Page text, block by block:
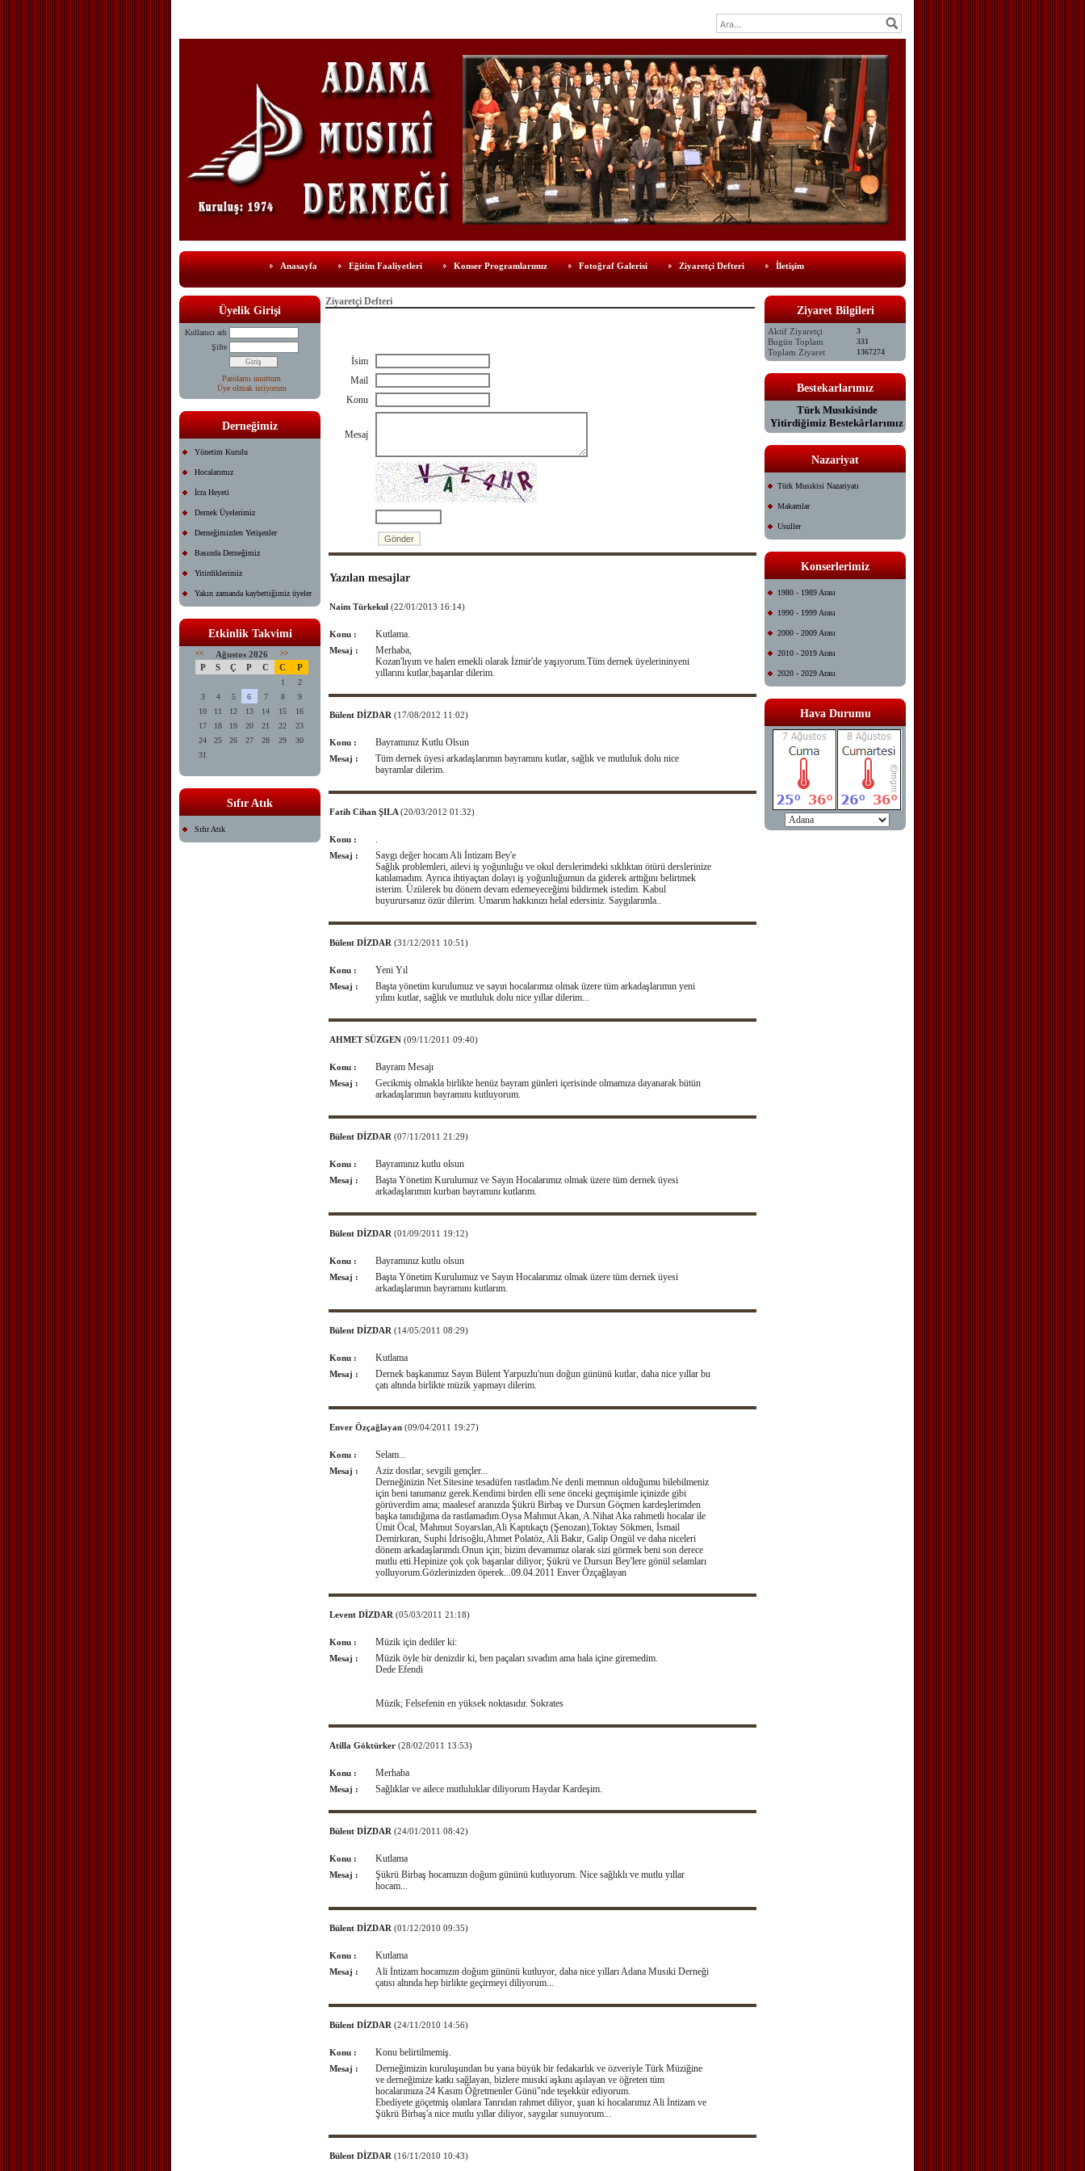
Anasayfa Eğitim Faaliyetleri Konser Programlarımız Fotoğraf Galerisi Ziyaretçi Defteri İletişim
Üyelik Girişi
Kullanıcı adı
Şifre
Parolamı unuttum
Üye olmak istiyorum
Derneğimiz
Yönetim Kurulu
Hocalarımız
İcra Heyeti
Dernek Üyelerimiz
Derneğimizden Yetişenler
Basında Derneğimiz
Yitirdiklerimiz
Yakın zamanda kaybettiğimiz üyeler
Etkinlik Takvimi
<< Ağustos 2026 >>
P S Ç P C C P
1
2
3
4 5 6 7 8
9
10
11 12 13 14 15
16
17
18 19 20 21 22
23
24
25 26 27 28 29
30
31
Sıfır Atık
Sıfır Atık
Ziyaretçi Defteri
İsim
Mail
Konu
Mesaj
Yazılan mesajlar
Naim Türkekul (22/01/2013 16:14)
Konu : Kutlama.
Mesaj :
Merhaba,
Kozan'lıyım ve halen emekli olarak İzmir'de yaşıyorum.Tüm dernek üyelerininyeni
yıllarını kutlar,başarılar dilerim.
Bülent DİZDAR (17/08/2012 11:02)
Konu : Bayramınız Kutlu Olsun
Mesaj :
Tüm dernek üyesi arkadaşlarımın bayramını kutlar, sağlık ve mutluluk dolu nice
bayramlar dilerim.
Fatih Cihan ŞILA (20/03/2012 01:32)
Konu : .
Mesaj :
Saygı değer hocam Ali İntizam Bey'e
Sağlık problemleri, ailevi iş yoğunluğu ve okul derslerimdeki sıklıktan ötürü derslerinize
katılamadım. Ayrıca ihtiyaçtan dolayı iş yoğunluğumun da giderek arttığını belirtmek
isterim. Üzülerek bu dönem devam edemeyeceğimi bildirmek istedim. Kabul
buyurursanız özür dilerim. Umarım hakkınızı helal edersiniz. Saygılarımla..
Bülent DİZDAR (31/12/2011 10:51)
Konu : Yeni Yıl
Mesaj :
Başta yönetim kurulumuz ve sayın hocalarımız olmak üzere tüm arkadaşlarımın yeni
yılını kutlar, sağlık ve mutluluk dolu nice yıllar dilerim...
AHMET SÜZGEN (09/11/2011 09:40)
Konu : Bayram Mesajı
Mesaj :
Gecikmiş olmakla birlikte henüz bayram günleri içerisinde olmamıza dayanarak bütün
arkadaşlarımın bayramını kutluyorum.
Bülent DİZDAR (07/11/2011 21:29)
Konu : Bayramınız kutlu olsun
Mesaj :
Başta Yönetim Kurulumuz ve Sayın Hocalarımız olmak üzere tüm dernek üyesi
arkadaşlarımın kurban bayramını kutlarım.
Bülent DİZDAR (01/09/2011 19:12)
Konu : Bayramınız kutlu olsun
Mesaj :
Başta Yönetim Kurulumuz ve Sayın Hocalarımız olmak üzere tüm dernek üyesi
arkadaşlarımın bayramını kutlarım.
Bülent DİZDAR (14/05/2011 08:29)
Konu : Kutlama
Mesaj :
Dernek başkanımız Sayın Bülent Yarpuzlu'nun doğun gününü kutlar, daha nice yıllar bu
çatı altında birlikte müzik yapmayı dilerim.
Enver Özçağlayan (09/04/2011 19:27)
Konu : Selam...
Mesaj :
Aziz dostlar, sevgili gençler...
Derneğinizin Net.Sitesine tesadüfen rastladım.Ne denli memnun olduğumu bilebilmeniz
için beni tanımanız gerek.Kendimi birden elli sene önceki geçmişimle içinizde gibi
görüverdim ama; maalesef aranızda Şükrü Birbaş ve Dursun Göçmen kardeşlerimden
başka tanıdığıma da rastlamadım.Oysa Mahmut Akan, A.Nihat Aka rahmetli hocalar ile
Ümit Öcal, Mahmut Soyarslan,Ali Kaptıkaçtı (Şenozan),Toktay Sökmen, İsmail
Demirkıran, Suphi İdrisoğlu,Ahmet Polatöz, Ali Bakır, Galip Ongül ve daha niceleri
dönem arkadaşlarımdı.Onun için; bizim devamımız olarak sizi görmek beni son derece
mutlu etti.Hepinize çok çok başarılar diliyor; Şükrü ve Dursun Bey'lere gönül selamları
yolluyorum.Gözlerinizden öperek...09.04.2011 Enver Özçağlayan
Levent DİZDAR (05/03/2011 21:18)
Konu : Müzik için dediler ki:
Mesaj :
Müzik öyle bir denizdir ki, ben paçaları sıvadım ama hala içine giremedim.
Dede Efendi
Müzik; Felsefenin en yüksek noktasıdır. Sokrates
Atilla Göktürker (28/02/2011 13:53)
Konu : Merhaba
Mesaj : Sağlıklar ve ailece mutluluklar diliyorum Haydar Kardeşim.
Bülent DİZDAR (24/01/2011 08:42)
Konu : Kutlama
Mesaj :
Şükrü Birbaş hocamızın doğum gününü kutluyorum. Nice sağlıklı ve mutlu yıllar
hocam...
Bülent DİZDAR (01/12/2010 09:35)
Konu : Kutlama
Mesaj :
Ali İntizam hocamızın doğum gününü kutluyor, daha nice yılları Adana Musıki Derneği
çatısı altında hep birlikte geçirmeyi diliyorum...
Bülent DİZDAR (24/11/2010 14:56)
Konu : Konu belirtilmemiş.
Mesaj :
Derneğimizin kuruluşundan bu yana büyük bir fedakarlık ve özveriyle Türk Müziğine
ve derneğimize katkı sağlayan, bizlere musıki aşkını aşılayan ve öğreten tüm
hocalarımıza 24 Kasım Öğretmenler Günü"nde teşekkür ediyorum.
Ebediyete göçetmiş olanlara Tanrıdan rahmet diliyor, şuan ki hocalarımız Ali İntizam ve
Şükrü Birbaş'a nice mutlu yıllar diliyor, saygılar sunuyorum...
Bülent DİZDAR (16/11/2010 10:43)
Ziyaret Bilgileri
Aktif Ziyaretçi 3
Bugün Toplam 331
Toplam Ziyaret 1367274
Bestekarlarımız
Türk Musıkisinde
Yitirdiğimiz Bestekârlarımız
Nazariyat
Türk Musıkisi Nazariyatı
Makamlar
Usuller
Konserlerimiz
1980 - 1989 Arası
1990 - 1999 Arası
2000 - 2009 Arası
2010 - 2019 Arası
2020 - 2029 Arası
Hava Durumu